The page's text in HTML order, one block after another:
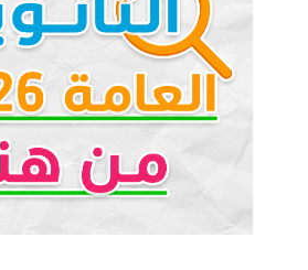
اخبار الطلابنساعة جامعة
جامعة القاهرة
عبدالله
صحفي مصري متخصص